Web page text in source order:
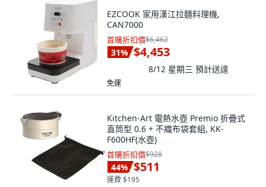
EZCOOK 家用漢江拉麵料理機,
CAN7000
首購折扣價$6,462
31% $4,453
8/12 星期三 預計送達
免運
Kitchen-Art 電熱水壺 Premio 折疊式
直筒型 0.6 + 不織布袋套組, KK-
F600HF(水壺)
首購折扣價$928
44% $511
運費 $195